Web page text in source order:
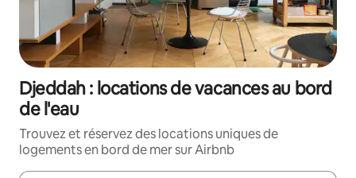
Djeddah : locations de vacances au bord
de l'eau
Trouvez et réservez des locations uniques de
logements en bord de mer sur Airbnb